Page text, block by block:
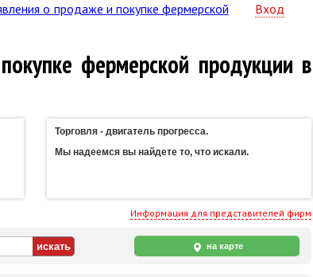
о продаже и покупке фермерской
Вход
фермерской продукции в
Торговля - двигатель прогресса.
Мы надеемся вы найдете то, что искали.
Информация для представителей фирм
на карте